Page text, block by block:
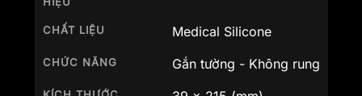
CHẤT LIỆU
CHỨC NĂNG Gắn tường - Không rung
KÍCH THƯỚC (mm)